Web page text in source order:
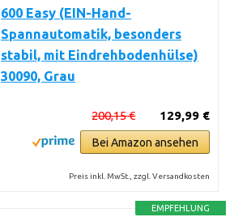
600 Easy (EIN-Hand-
Spannautomatik, besonders
stabil, mit Eindrehbodenhülse)
30090, Grau
129,99 €
200,15 €
Bei Amazon ansehen
Preis inkl. MwSt., zzgl. Versandkosten
EMPFEHLUNG